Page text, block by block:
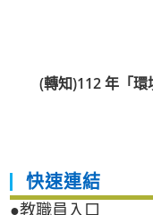
(轉知)112 年「
快速連結
●教職員入口